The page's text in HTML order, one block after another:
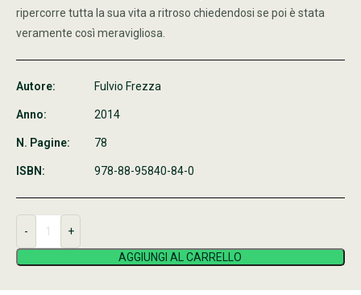
ripercorre tutta la sua vita a ritroso chiedendosi se poi è stata
veramente così meravigliosa.
Autore:
Anno:
N. Pagine:
ISBN:
Fulvio Frezza
2014
78
978-88-95840-84-0
AGGIUNGI AL CARRELLO